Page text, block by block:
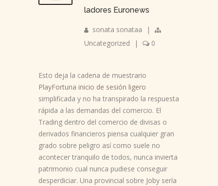
ladores Euronews
sonata sonataa
|
Uncategorized
| 0
Esto deja la cadena de muestrario
PlayFortuna inicio de sesión ligero
simplificada y no ha transpirado la respuesta
rápida a las demandas del comercio. El
Trading dentro del comercio de divisas o
derivados financieros piensa cualquier gran
grado sobre peligro así­ como suele no
acontecer tranquilo de todos, nunca invierta
patrimonio cual nunca pudiese conseguir
desperdiciar. Una provincial sobre Joby serí­a